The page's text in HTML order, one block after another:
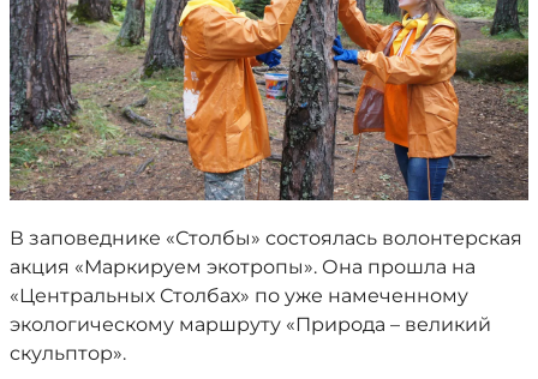
В заповеднике «Столбы» состоялась волонтерская
акция «Маркируем экотропы». Она прошла на
«Центральных Столбах» по уже намеченному
экологическому маршруту «Природа – великий
скульптор».